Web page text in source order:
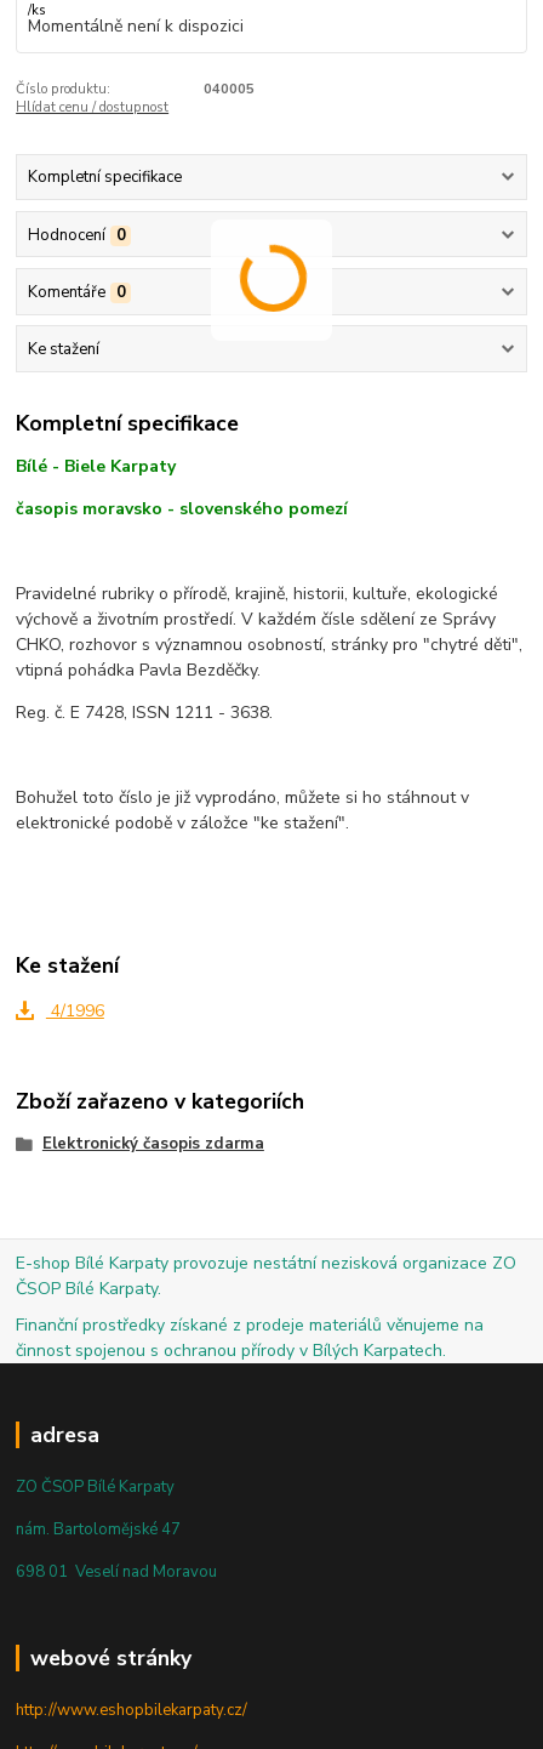
/ks
Momentálně není k dispozici
Číslo produktu:
040005
Hlídat cenu / dostupnost
Kompletní specifikace
Hodnocení 0
Komentáře 0
Ke stažení
Kompletní specifikace
Bílé - Biele Karpaty
časopis moravsko - slovenského pomezí
Pravidelné rubriky o přírodě, krajině, historii, kultuře, ekologické
výchově a životním prostředí. V každém čísle sdělení ze Správy
CHKO, rozhovor s významnou osobností, stránky pro "chytré děti",
vtipná pohádka Pavla Bezděčky.
Reg. č. E 7428, ISSN 1211 - 3638.
Bohužel toto číslo je již vyprodáno, můžete si ho stáhnout v
elektronické podobě v záložce "ke stažení".
Ke stažení
4/1996
Zboží zařazeno v kategoriích
Elektronický časopis zdarma
E-shop Bílé Karpaty provozuje nestátní nezisková organizace ZO
ČSOP Bílé Karpaty.
Finanční prostředky získané z prodeje materiálů věnujeme na
činnost spojenou s ochranou přírody v Bílých Karpatech.
adresa
ZO ČSOP Bílé Karpaty
nám. Bartolomějské 47
698 01 Veselí nad Moravou
webové stránky
http://www.eshopbilekarpaty.cz/